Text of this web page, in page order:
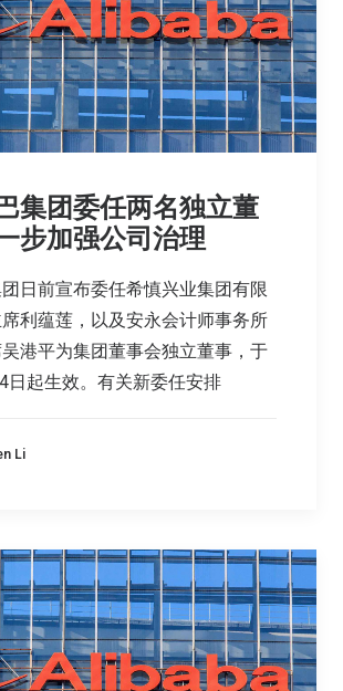
集团委任两名独立董
步加强公司治理
日前宣布委任希慎兴业集团有限
利蕴莲，以及安永会计师事务所
港平为集团董事会独立董事，于
日起生效。有关新委任安排
Li